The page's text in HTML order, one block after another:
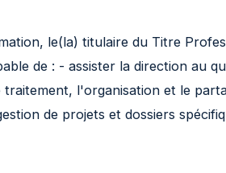
le(la) titulaire du Titre
de : - assister la direction au
traitement, l'organisation et le
de projets et dossiers